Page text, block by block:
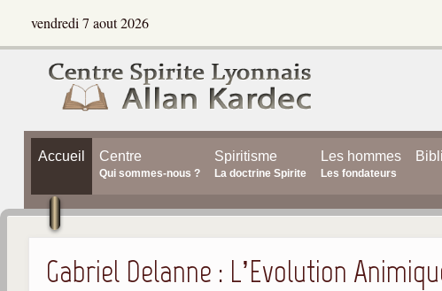
vendredi 7 aout 2026
Accueil Centre
Qui sommes-nous ?
Spiritisme
La doctrine Spirite
Les hommes
Les fondateurs
Gabriel Delanne : L’Evolution